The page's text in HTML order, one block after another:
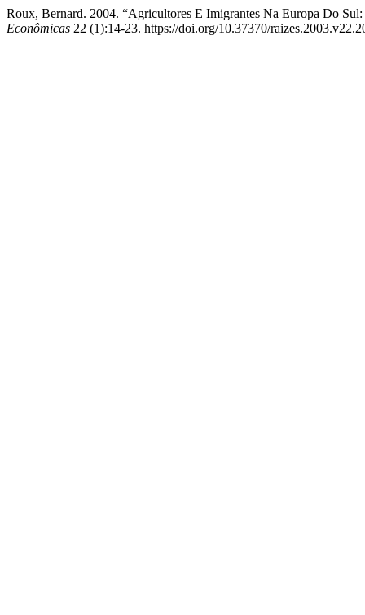
Roux, Bernard. 2004. “Agricultores E Imigrantes Na Europa Do
Econômicas 22 (1):14-23. https://doi.org/10.37370/